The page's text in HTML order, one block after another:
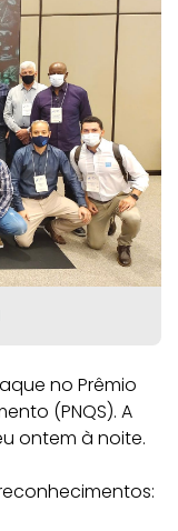
no Prêmio
(PNQS). A
ontem à noite.